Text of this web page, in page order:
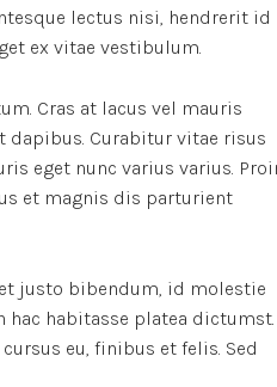
lectus nisi, hendrerit id
ex vitae vestibulum.
Cras at lacus vel mauris
dapibus. Curabitur vitae risus
eget nunc varius varius.
et magnis dis parturient
justo bibendum, id molestie
hac habitasse platea dictumst.
eu, finibus et felis. Sed